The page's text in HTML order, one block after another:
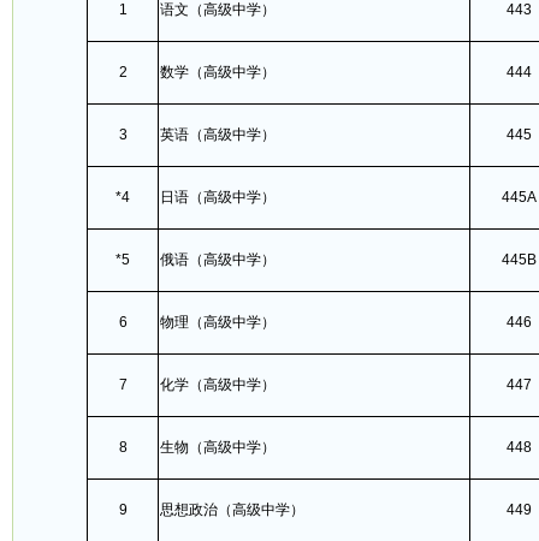
1 语文（高级中学） 443
2 数学（高级中学） 444
3 英语（高级中学） 445
*4 日语（高级中学） 445A
*5 俄语（高级中学） 445B
6 物理（高级中学） 446
7 化学（高级中学） 447
8 生物（高级中学） 448
9 思想政治（高级中学） 449